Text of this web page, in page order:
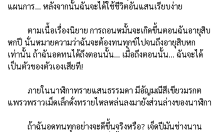
แผนการ… หลังจากนั้นฉันจะได้ใช้ชีวิตอันแสนเรียบง่าย
ตามเนื้อเรื่องนิยาย การถอนหมั้นจะเกิดขึ้นตอนฉันอายุสิบ
หกปี นั่นหมายความว่าฉันจะต้องทนทุกข์ไปจนถึงอายุสิบหก
เท่านั้น ถ้าฉันอดทนได้ถึงตอนนั้น… เมื่อถึงตอนนั้น… ฉันจะได้
เป็นตัวของตัวเองเสียที!
ภายในนาฬิกาทรายแสนธรรมดา มีอัญมณีสีเขียวมรกต
แพรวพราวเม็ดเล็กดั่งทรายไหลหล่นลงมายังส่วนล่างของนาฬิกา
ถ้าฉันอดทนทุกอย่างจะดีขึ้นจริงหรือ? เจ็ดปีมันช่างนาน